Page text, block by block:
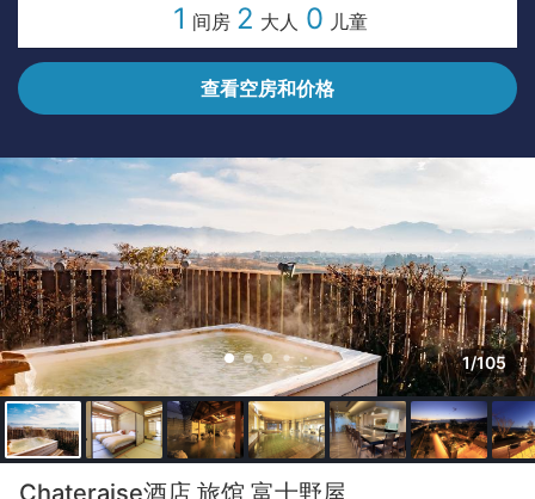
1 间房 2 大人 0 儿童
查看空房和价格
1/105
Chateraise酒店 旅馆 富士野屋